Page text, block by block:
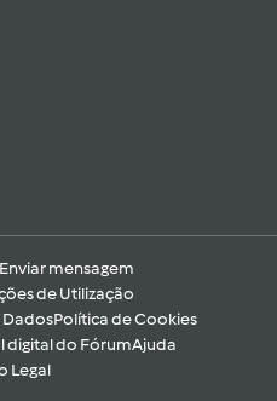
mensagem
de Utilização
DadosPolítica de Cookies
digital do FórumAjuda
Legal